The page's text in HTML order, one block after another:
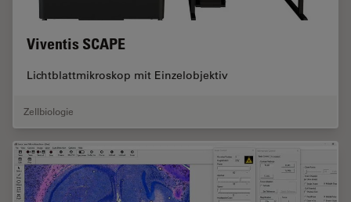
Viventis SCAPE
Lichtblattmikroskop mit Einzelobjektiv
Zellbiologie